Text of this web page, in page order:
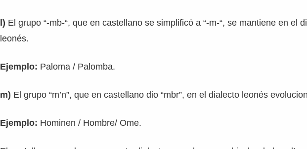
l) El grupo “-mb-“, que en castellano se simplificó a “-m-“, se mantiene en el
leonés.
Ejemplo: Paloma / Palomba.
m) El grupo “m’n”, que en castellano dio “mbr”, en el dialecto leonés
Ejemplo: Hominen / Hombre/ Ome.